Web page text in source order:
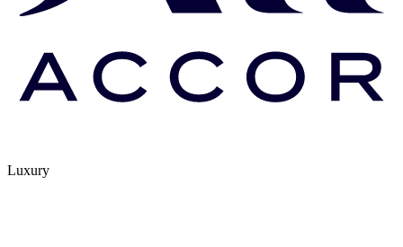
Luxury